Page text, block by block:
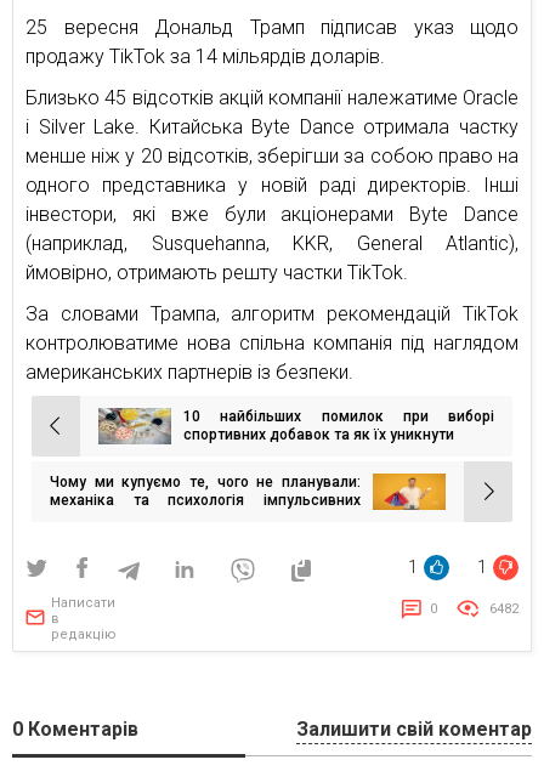
25 вересня Дональд Трамп підписав указ щодо
продажу TikTok за 14 мільярдів доларів.
Близько 45 відсотків акцій компанії належатиме Oracle
і Silver Lake. Китайська Byte Dance отримала частку
менше ніж у 20 відсотків, зберігши за собою право на
одного представника у новій раді директорів. Інші
інвестори, які вже були акціонерами Byte Dance
(наприклад, Susquehanna, KKR, General Atlantic),
ймовірно, отримають решту частки TikTok.
За словами Трампа, алгоритм рекомендацій TikTok
контролюватиме нова спільна компанія під наглядом
американських партнерів із безпеки.
Навігація
записів
10 найбільших помилок при виборі
спортивних добавок та як їх уникнути
Чому ми купуємо те, чого не планували:
механіка та психологія імпульсивних
1 1
Написати
в
редакцію
0 6482
0 Коментарів Залишити свій коментар